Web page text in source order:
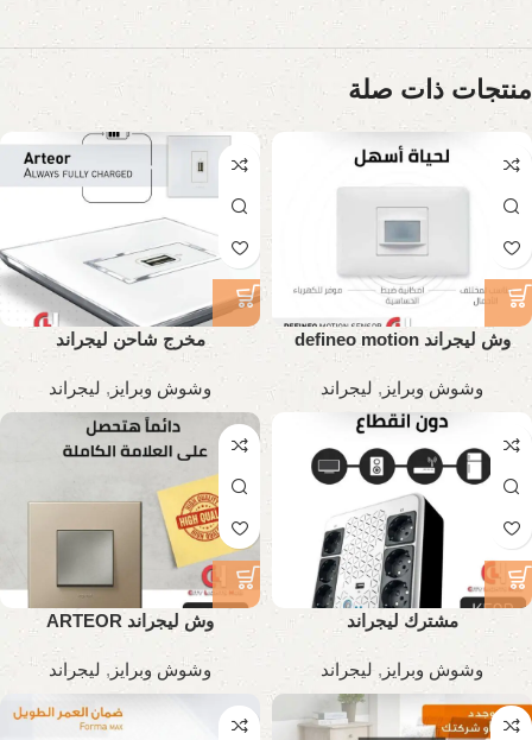
منتجات ذات صلة
وش ليجراند defineo motion
وشوش وبرايز , ليجراند
مخرج شاحن ليجراند
وشوش وبرايز , ليجراند
مشترك ليجراند
وشوش وبرايز , ليجراند
وش ليجراند ARTEOR
وشوش وبرايز , ليجراند